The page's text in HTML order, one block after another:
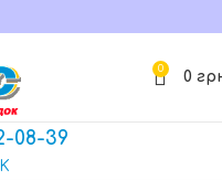
0 0
08-39